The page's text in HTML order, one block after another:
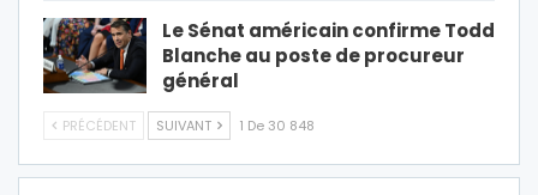
Le Sénat américain confirme Todd
Blanche au poste de procureur
général
PRÉCÉDENT SUIVANT 1 De 30 848